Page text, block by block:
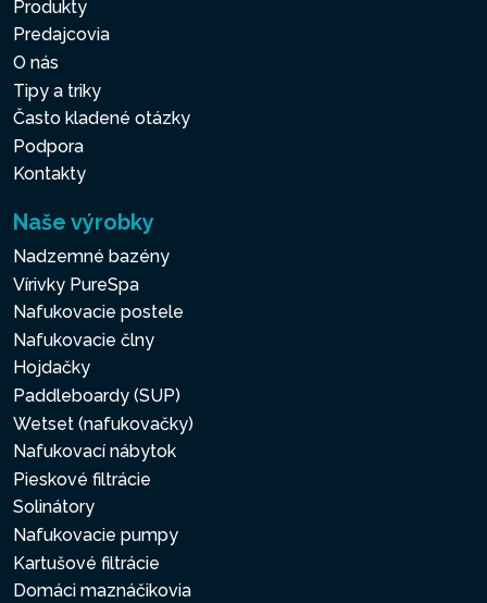
Produkty
Predajcovia
O nás
Tipy a triky
Často kladené otázky
Podpora
Kontakty
Naše výrobky
Nadzemné bazény
Vírivky PureSpa
Nafukovacie postele
Nafukovacie člny
Hojdačky
Paddleboardy (SUP)
Wetset (nafukovačky)
Nafukovací nábytok
Pieskové filtrácie
Solinátory
Nafukovacie pumpy
Kartušové filtrácie
Domáci maznáčikovia